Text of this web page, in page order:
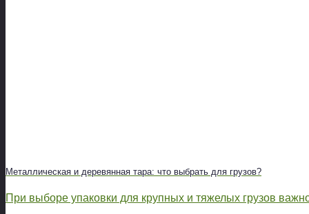
Металлическая и деревянная тара: что выбрать для грузов?
При выборе упаковки для крупных и тяжелых грузов